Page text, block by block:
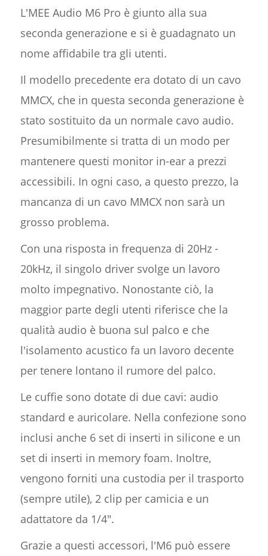
L'MEE Audio M6 Pro è giunto alla sua
seconda generazione e si è guadagnato un
nome affidabile tra gli utenti.
Il modello precedente era dotato di un cavo
MMCX, che in questa seconda generazione è
stato sostituito da un normale cavo audio.
Presumibilmente si tratta di un modo per
mantenere questi monitor in-ear a prezzi
accessibili. In ogni caso, a questo prezzo, la
mancanza di un cavo MMCX non sarà un
grosso problema.
Con una risposta in frequenza di 20Hz -
20kHz, il singolo driver svolge un lavoro
molto impegnativo. Nonostante ciò, la
maggior parte degli utenti riferisce che la
qualità audio è buona sul palco e che
l'isolamento acustico fa un lavoro decente
per tenere lontano il rumore del palco.
Le cuffie sono dotate di due cavi: audio
standard e auricolare. Nella confezione sono
inclusi anche 6 set di inserti in silicone e un
set di inserti in memory foam. Inoltre,
vengono forniti una custodia per il trasporto
(sempre utile), 2 clip per camicia e un
adattatore da 1/4".
Grazie a questi accessori, l'M6 può essere